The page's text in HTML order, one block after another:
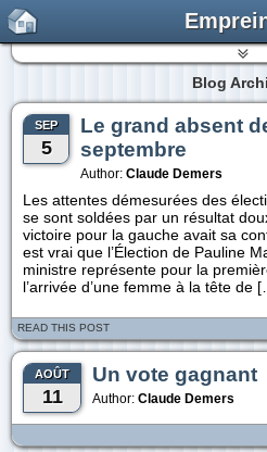
Blog
SEP
5
Le grand absent
septembre
Author: Claude Demers
Les attentes démesurées des
se sont soldées par un résultat
victoire pour la gauche avait sa
est vrai que l’Élection de Pauline
ministre représente pour la
l’arrivée d’une femme à la tête de
READ THIS POST
AOÛT
11
Un vote gagnant
Author: Claude Demers